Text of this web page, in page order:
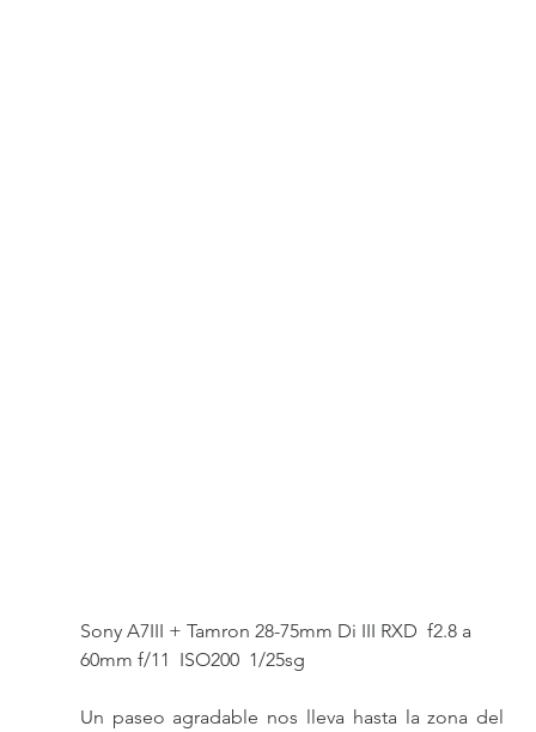
Sony A7III + Tamron 28-75mm Di III RXD  f2.8 a
60mm f/11  ISO200  1/25sg
Un paseo agradable nos lleva hasta la zona del